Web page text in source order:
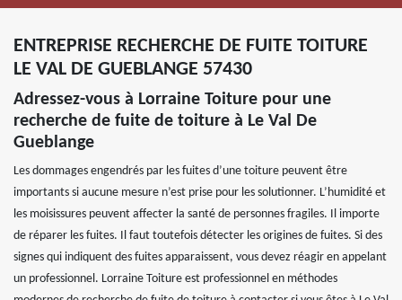
ENTREPRISE RECHERCHE DE FUITE TOITURE
LE VAL DE GUEBLANGE 57430
Adressez-vous à Lorraine Toiture pour une
recherche de fuite de toiture à Le Val De
Gueblange
Les dommages engendrés par les fuites d’une toiture peuvent être
importants si aucune mesure n’est prise pour les solutionner. L’humidité et
les moisissures peuvent affecter la santé de personnes fragiles. Il importe
de réparer les fuites. Il faut toutefois détecter les origines de fuites. Si des
signes qui indiquent des fuites apparaissent, vous devez réagir en appelant
un professionnel. Lorraine Toiture est professionnel en méthodes